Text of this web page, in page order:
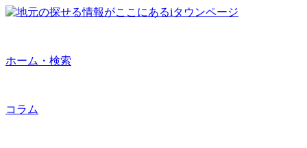
ホーム・検索
コラム